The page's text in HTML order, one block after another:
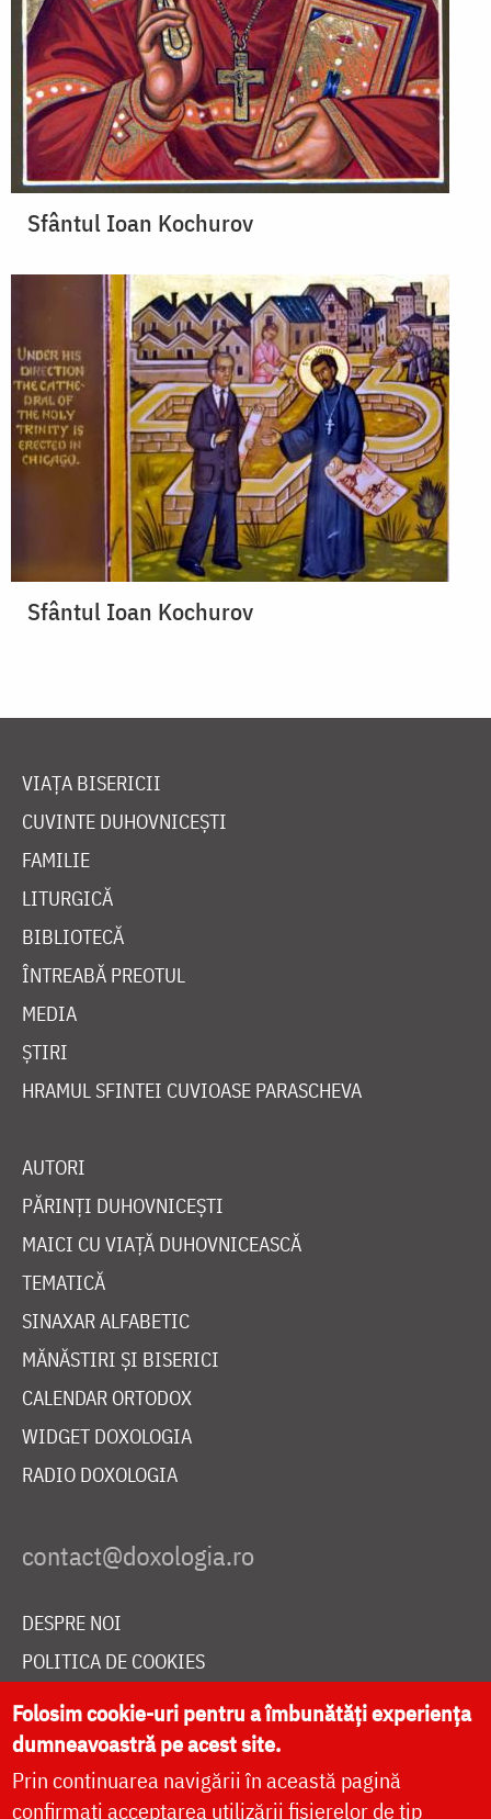
Sfântul Ioan Kochurov
Sfântul Ioan Kochurov
VIAȚA BISERICII
CUVINTE DUHOVNICEȘTI
FAMILIE
LITURGICĂ
BIBLIOTECĂ
ÎNTREABĂ PREOTUL
MEDIA
ȘTIRI
HRAMUL SFINTEI CUVIOASE PARASCHEVA
AUTORI
PĂRINȚI DUHOVNICEȘTI
MAICI CU VIAȚĂ DUHOVNICEASCĂ
TEMATICĂ
SINAXAR ALFABETIC
MĂNĂSTIRI ȘI BISERICI
CALENDAR ORTODOX
WIDGET DOXOLOGIA
RADIO DOXOLOGIA
DESPRE NOI
POLITICA DE COOKIES
DONEAZĂ ONLINE PENTRU CATEDRALA NAȚIONALĂ
LIVE
Folosim cookie-uri pentru a îmbunătăți experiența
dumneavoastră pe acest site.
Prin continuarea navigării în această pagină
confirmați acceptarea utilizării fișierelor de tip